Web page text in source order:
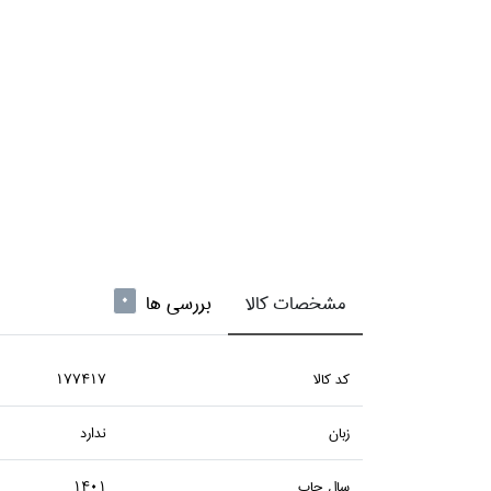
مشخصات کالا بررسی ها 0
كد كالا 177417
زبان ندارد